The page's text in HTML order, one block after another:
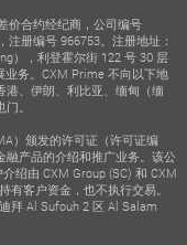
价合约经纪商，公司编号
册编号 966753。注册地址：
），利登霍尔街 122 号 30 层
务。CXM Prime 不向以下地
、伊朗、利比亚、缅甸（缅
。
）颁发的许可证（许可证编
融产品的介绍和推广业务。该公
绍由 CXM Group (SC) 和 CXM
客户资金，也不执行交易。
拜 Al Sufouh 2 区 Al Salam